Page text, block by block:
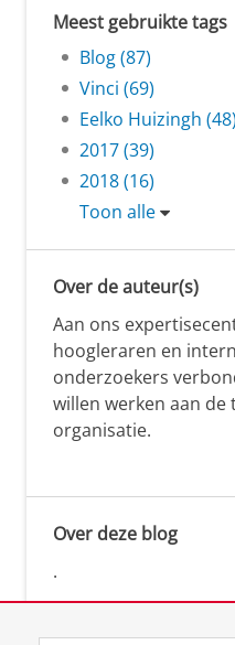
Meest gebruikte tags
Blog (87)
Vinci (69)
Eelko Huizingh (48)
2017 (39)
2018 (16)
Toon alle
Over de auteur(s)
Aan ons
hoogleraren en
onderzoekers
willen werken aan de
organisatie.
Over deze blog
.